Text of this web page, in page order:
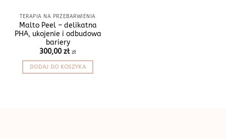
TERAPIA NA PRZEBARWIENIA
Malto Peel – delikatna
PHA, ukojenie i odbudowa
bariery
300,00zł zł
DODAJ DO KOSZYKA